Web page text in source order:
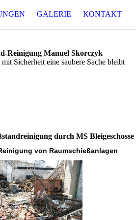
GALERIE KONTAKT
Reinigung Manuel Skorczyk
Sicherheit eine saubere Sache bleibt
durch MS Bleigeschosse
von Raumschießanlagen